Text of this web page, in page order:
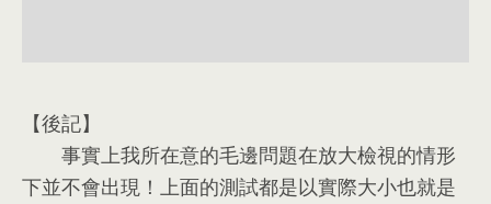
【後記】
事實上我所在意的毛邊問題在放大檢視的情形
下並不會出現！上面的測試都是以實際大小也就是